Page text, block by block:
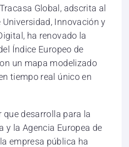
Global, adscrita al
Innovación y
ha renovado la
Índice Europeo de
un mapa modelizado
tiempo real único en
que desarrolla para la
y la Agencia Europea de
empresa pública ha